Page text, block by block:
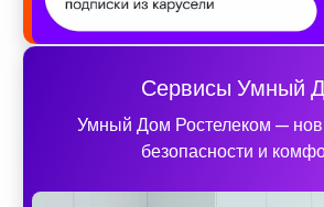
Сервисы Умный
Умный Дом Ростелеком —
безопасности и